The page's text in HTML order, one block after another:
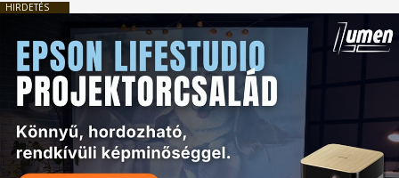
HIRDETÉS